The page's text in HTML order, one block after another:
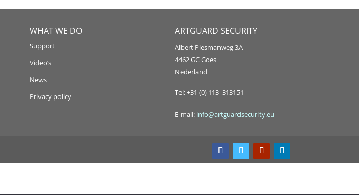
WHAT WE DO
Support
Video’s
News
Privacy policy
ARTGUARD SECURITY
Albert Plesmanweg 3A
4462 GC Goes
Nederland
Tel: +31 (0) 113 313151
E-mail: info@artguardsecurity.eu